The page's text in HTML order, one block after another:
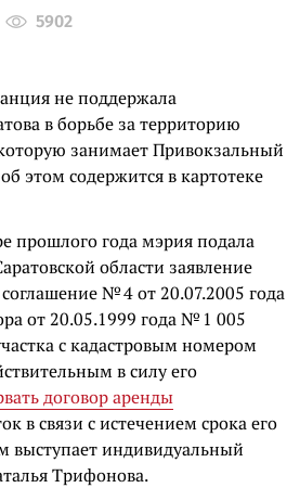
5902
не поддержала
в борьбе за территорию
занимает Привокзальный
этом содержится в картотеке
прошлого года мэрия подала
области заявление
№ 4 от 20.07.2005 года
от 20.05.1999 года № 1 005
с кадастровым номером
в силу его
договор аренды
в связи с истечением срока его
выступает индивидуальный
Трифонова.